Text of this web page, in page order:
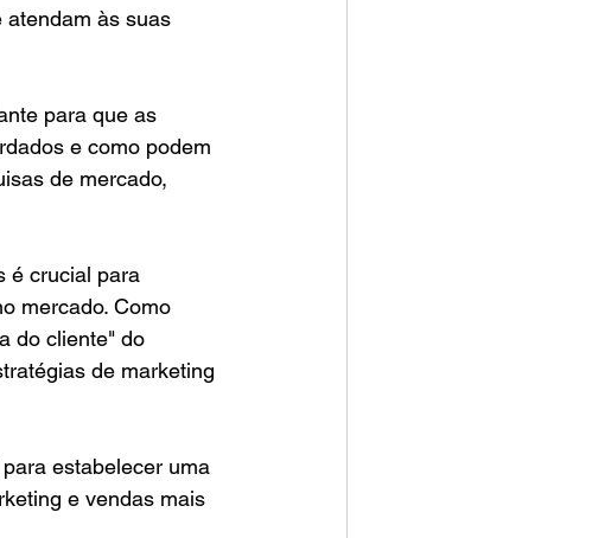
atendam às suas
para que as
e como podem
de mercado,
é crucial para
mercado. Como
do cliente" do
de marketing
estabelecer uma
e vendas mais